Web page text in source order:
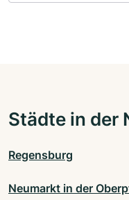
Städte in der
Regensburg
Neumarkt in der